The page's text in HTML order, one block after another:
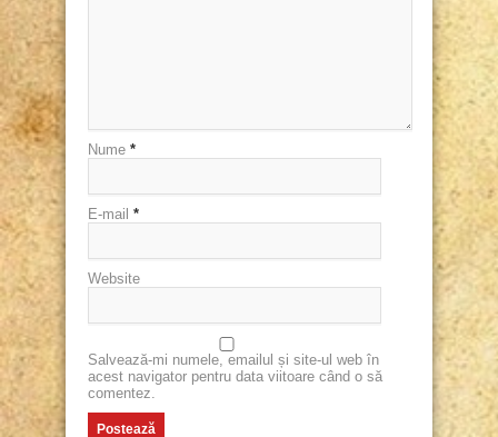
Nume *
E-mail *
Website
Salvează-mi numele, emailul și site-ul web în
acest navigator pentru data viitoare când o să
comentez.